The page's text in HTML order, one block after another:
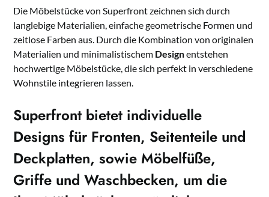
Die Möbelstücke von Superfront zeichnen sich durch
langlebige Materialien, einfache geometrische Formen und
zeitlose Farben aus. Durch die Kombination von originalen
Materialien und minimalistischem Designentstehen
hochwertige Möbelstücke, die sich perfekt in verschiedene
Wohnstile integrieren lassen.
Superfront bietet individuelle
Designs für Fronten, Seitenteile und
Deckplatten, sowie Möbelfüße,
Griffe undWaschbecken, um die